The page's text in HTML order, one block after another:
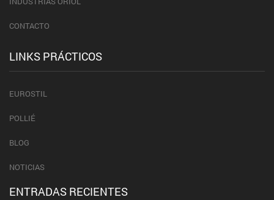
CONTACTO
LINKS PRÁCTICOS
EUROSTIL
POLLIÉ
BLOG
NOTICIAS
ENTRADAS RECIENTES